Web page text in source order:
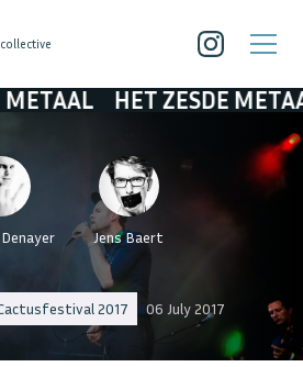
HET ZESDE METAAL HET
Jens Baert
2017 06 July 2017